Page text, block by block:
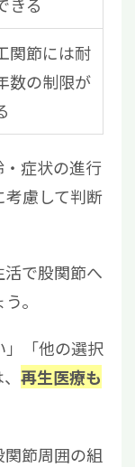
関節には耐
数の制限が
症状の進行
慮して判断
で股関節へ
。
」「他の選択
再生医療も
節周囲の組